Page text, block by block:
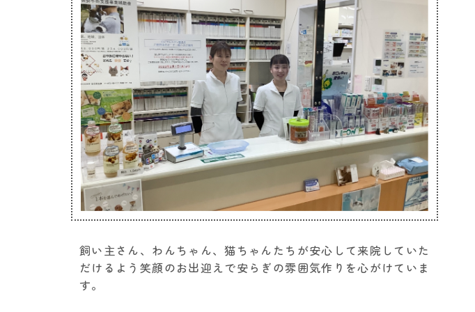
飼い主さん、わんちゃん、猫ちゃんたちが安心して来院していた
だけるよう笑顔のお出迎えで安らぎの雰囲気作りを心がけていま
す。